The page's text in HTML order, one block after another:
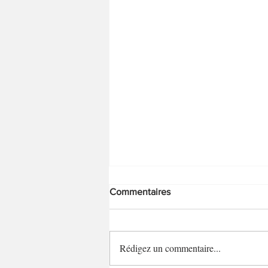
Commentaires
Rédigez un commentaire...